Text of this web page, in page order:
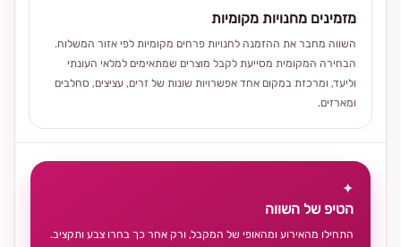
מזמינים מחנויות מקומיות
השווה מחבר את ההזמנה לחנויות פרחים מקומיות לפי אזור המשלוח.
הבחירה המקומית מסייעת לקבל מוצרים שמתאימים למלאי העונתי
וליעד, ומרכזת במקום אחד אפשרויות שונות של זרים, עציצים, סחלבים
ומארזים.
✦
הטיפ של השווה
התחילו מהאירוע ומהאופי של המקבל, ורק אחר כך בחרו צבע ותקציב.